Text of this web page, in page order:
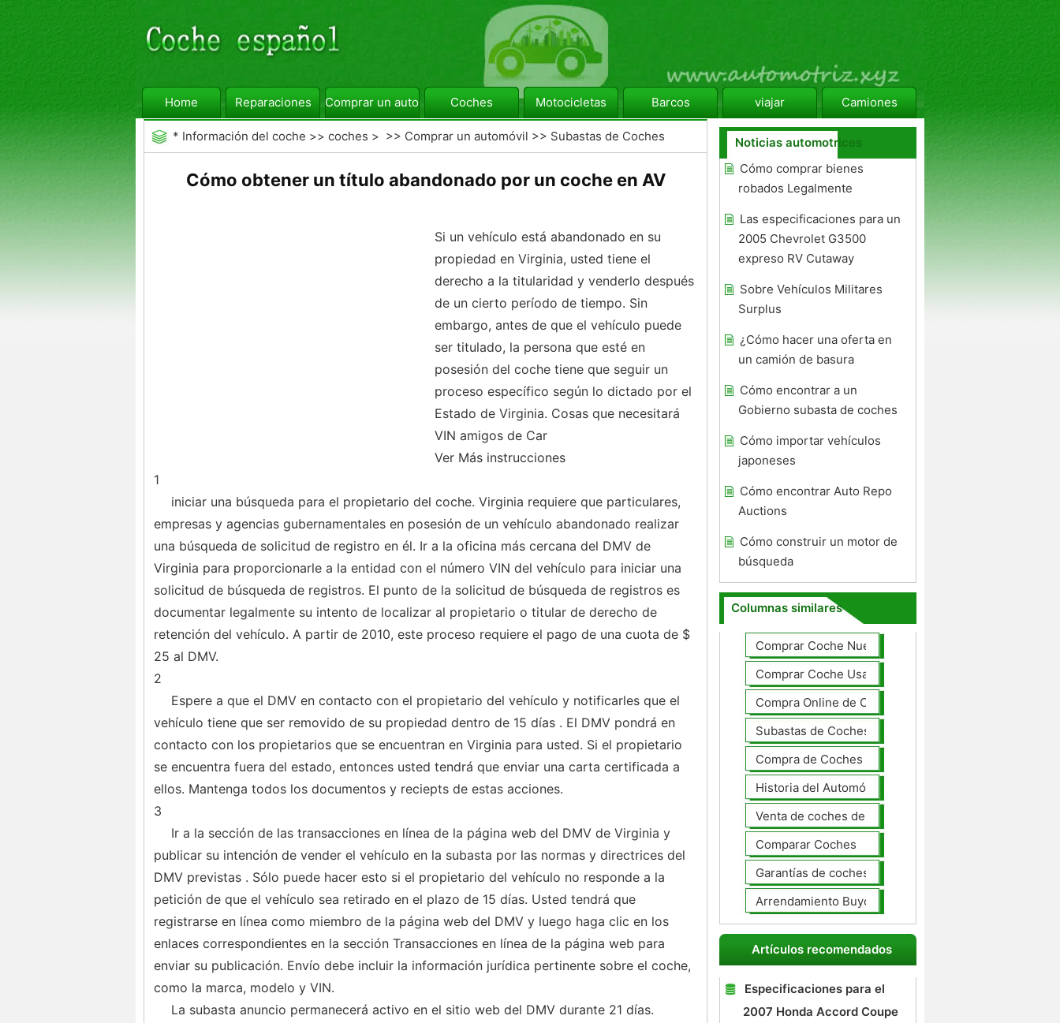
Home Reparaciones Comprar un automóvil Coches Motocicletas Barcos viajar Camiones
* Información del coche >> coches > >> Comprar un automóvil >> Subastas de Coches
Cómo obtener un título abandonado por un coche en AV
Si un vehículo está abandonado en su
propiedad en Virginia, usted tiene el
derecho a la titularidad y venderlo después
de un cierto período de tiempo. Sin
embargo, antes de que el vehículo puede
ser titulado, la persona que esté en
posesión del coche tiene que seguir un
proceso específico según lo dictado por el
Estado de Virginia. Cosas que necesitará
VIN amigos de Car
Ver Más instrucciones
1
iniciar una búsqueda para el propietario del coche. Virginia requiere que particulares,
empresas y agencias gubernamentales en posesión de un vehículo abandonado realizar
una búsqueda de solicitud de registro en él. Ir a la oficina más cercana del DMV de
Virginia para proporcionarle a la entidad con el número VIN del vehículo para iniciar una
solicitud de búsqueda de registros. El punto de la solicitud de búsqueda de registros es
documentar legalmente su intento de localizar al propietario o titular de derecho de
retención del vehículo. A partir de 2010, este proceso requiere el pago de una cuota de $
25 al DMV.
2
Espere a que el DMV en contacto con el propietario del vehículo y notificarles que el
vehículo tiene que ser removido de su propiedad dentro de 15 días . El DMV pondrá en
contacto con los propietarios que se encuentran en Virginia para usted. Si el propietario
se encuentra fuera del estado, entonces usted tendrá que enviar una carta certificada a
ellos. Mantenga todos los documentos y reciepts de estas acciones.
3
Ir a la sección de las transacciones en línea de la página web del DMV de Virginia y
publicar su intención de vender el vehículo en la subasta por las normas y directrices del
DMV previstas . Sólo puede hacer esto si el propietario del vehículo no responde a la
petición de que el vehículo sea retirado en el plazo de 15 días. Usted tendrá que
registrarse en línea como miembro de la página web del DMV y luego haga clic en los
enlaces correspondientes en la sección Transacciones en línea de la página web para
enviar su publicación. Envío debe incluir la información jurídica pertinente sobre el coche,
como la marca, modelo y VIN.
La subasta anuncio permanecerá activo en el sitio web del DMV durante 21 días.
Noticias automotrices
Cómo comprar bienes
robados Legalmente
Las especificaciones para un
2005 Chevrolet G3500
expreso RV Cutaway
Sobre Vehículos Militares
Surplus
¿Cómo hacer una oferta en
un camión de basura
Cómo encontrar a un
Gobierno subasta de coches
Cómo importar vehículos
japoneses
Cómo encontrar Auto Repo
Auctions
Cómo construir un motor de
búsqueda
Columnas similares
Comprar Coche Nuevo
Comprar Coche Usado
Compra Online de Coches
Subastas de Coches
Compra de Coches Basics
Historia del Automóvil
Venta de coches de lujo
Comparar Coches
Garantías de coches ampliado
Arrendamiento Buyout
Artículos recomendados
Especificaciones para el
2007 Honda Accord Coupe